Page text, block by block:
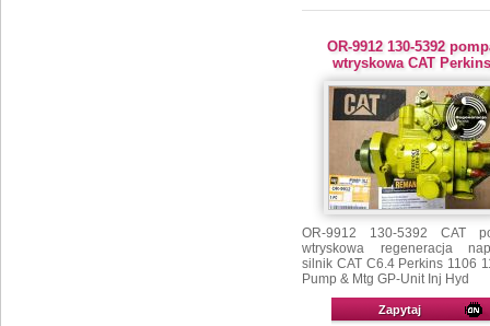
OR-9912 130-5392
wtryskowa CAT Perkins
OR-9912 130-5392 CAT
wtryskowa regeneracja
silnik CAT C6.4 Perkins 1106
Pump & Mtg GP-Unit Inj Hyd
Zapytaj